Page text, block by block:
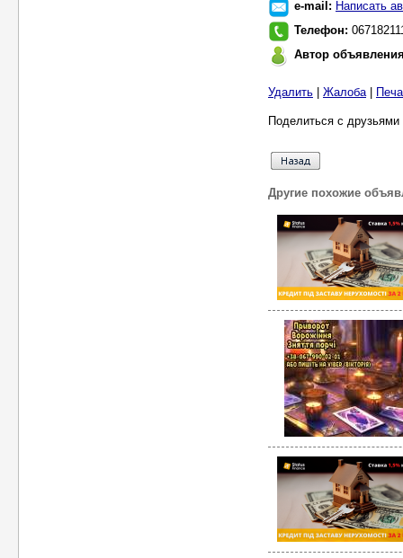
e-mail: Написать
Телефон:
Автор
Удалить Жалоба|
Поделиться с
Другие похожие